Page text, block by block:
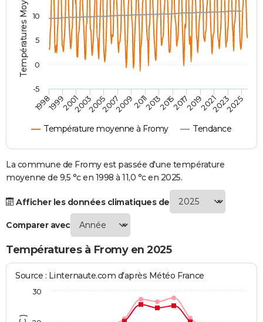
Destinations
City break
Voyage nature
Voyage de noces
Forum
Climat
PHOTO
GUIDES D'ACHAT
BONS PLANS
CARTE DE VOEUX
Carte de Noël
Carte Bonne année
Carte Saint-Valentin
Carte Pâques
Carte d'anniversaire
DICTIONNAIRE
Dictionnaire
Biographies
Citations
Expressions
Proverbes
PROGRAMME TV
S'inscrire
Se connecter
Lycées
Collèges
Primaires
Universités
Entreprises
Service militaire
Avis de recherche
AVIS DE DÉCÈS
FORUM
Bricolage
Lifestyle
Culture
Sport
Auto
Television
Voyage
Cinema
Température moyenne à Fromy Tendance
199819992001200320052007200920112013201520172019202120232025
-5
0
5
10
La commune de Fromy est passée d'une température
moyenne de 9,5 °c en 1998 à 11,0 °c en 2025.
Afficher les données climatiques de
Comparer avec
Températures à Fromy en 2025
Source : Linternaute.com d'après Météo France
30